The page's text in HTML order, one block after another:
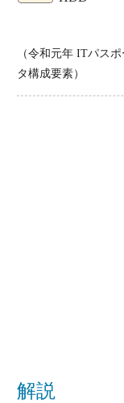
（令和元年 ITパス
タ構成要素）
解説